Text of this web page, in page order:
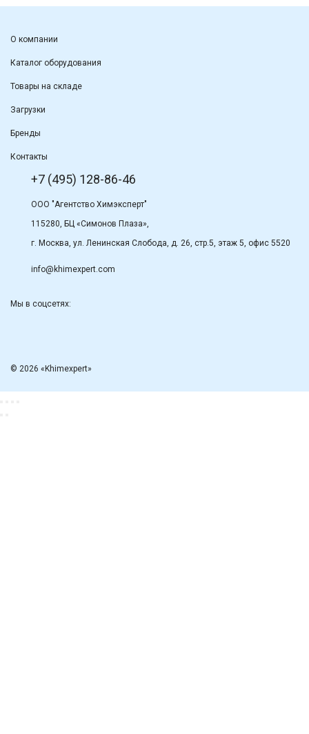
О компании
Каталог оборудования
Товары на складе
Загрузки
Бренды
Контакты
+7 (495) 128-86-46
ООО "Агентство Химэксперт"
115280, БЦ «Симонов Плаза»,
г. Москва, ул. Ленинская Слобода, д. 26, стр.5, этаж 5, офис 5520
info@khimexpert.com
Мы в соцсетях:
© 2026 «Khimexpert»